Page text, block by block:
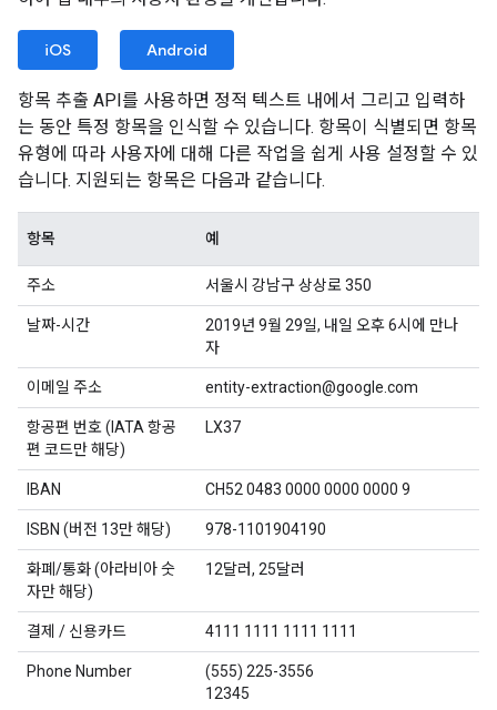
iOS Android
항목 추출 API를 사용하면 정적 텍스트 내에서 그리고 입력하
는 동안 특정 항목을 인식할 수 있습니다. 항목이 식별되면 항목
유형에 따라 사용자에 대해 다른 작업을 쉽게 사용 설정할 수 있
습니다. 지원되는 항목은 다음과 같습니다.
항목 예
주소 서울시 강남구 상상로 350
날짜-시간
2019년 9월 29일, 내일 오후 6시에 만나
자
이메일 주소 entity-extraction@google.com
항공편 번호 (IATA 항공
편 코드만 해당)
LX37
IBAN CH52 0483 0000 0000 0000 9
ISBN (버전 13만 해당) 978-1101904190
화폐/통화 (아라비아 숫
자만 해당)
12달러, 25달러
결제 / 신용카드 4111 1111 1111 1111
Phone Number
(555) 225-3556
12345